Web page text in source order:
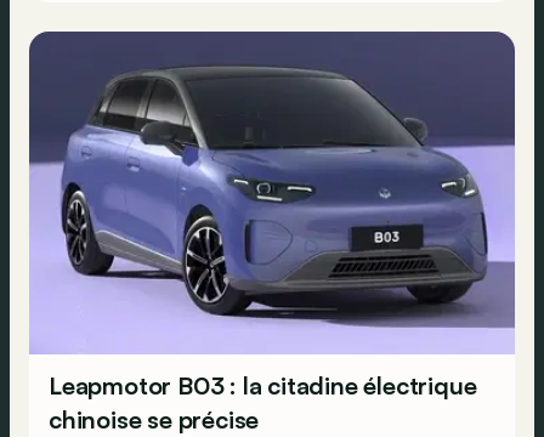
Leapmotor B03 : la citadine électrique
chinoise se précise